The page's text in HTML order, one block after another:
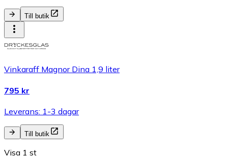
Till butik
Vinkaraff Magnor Dina 1,9 liter
795 kr
Leverans: 1-3 dagar
Till butik
Visa 1 st